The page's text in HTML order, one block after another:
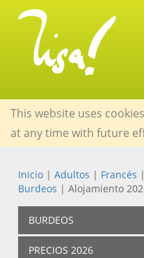
This website uses
at any time with future
Inicio| Adultos | Francés |
Burdeos | Alojamiento
BURDEOS
PRECIOS 2026